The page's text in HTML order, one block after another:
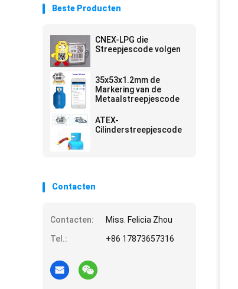
Beste Producten
CNEX-LPG die
Streepjescode volgen
35x53x1.2mm de
Markering van de
Metaalstreepjescode
ATEX-
Cilinderstreepjescode
Contacten
Contacten:
Miss. Felicia Zhou
Tel.:
+86 17873657316